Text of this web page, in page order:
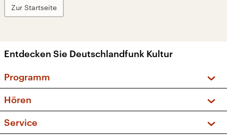
Zur Startseite
Entdecken Sie Deutschlandfunk Kultur
Programm
Sendungen und Podcasts
Musikliste
Hören
Service